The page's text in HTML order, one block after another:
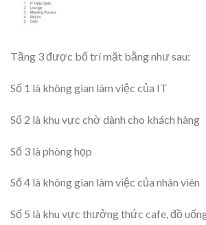
Tầng 3 được bố trí mặt bằng như sau:
Số 1 là không gian làm việc của IT
Số 2 là khu vực chờ dành cho khách hàng
Số 3 là phòng họp
Số 4 là không gian làm việc của nhân viên
Số 5 là khu vực thưởng thức cafe, đồ